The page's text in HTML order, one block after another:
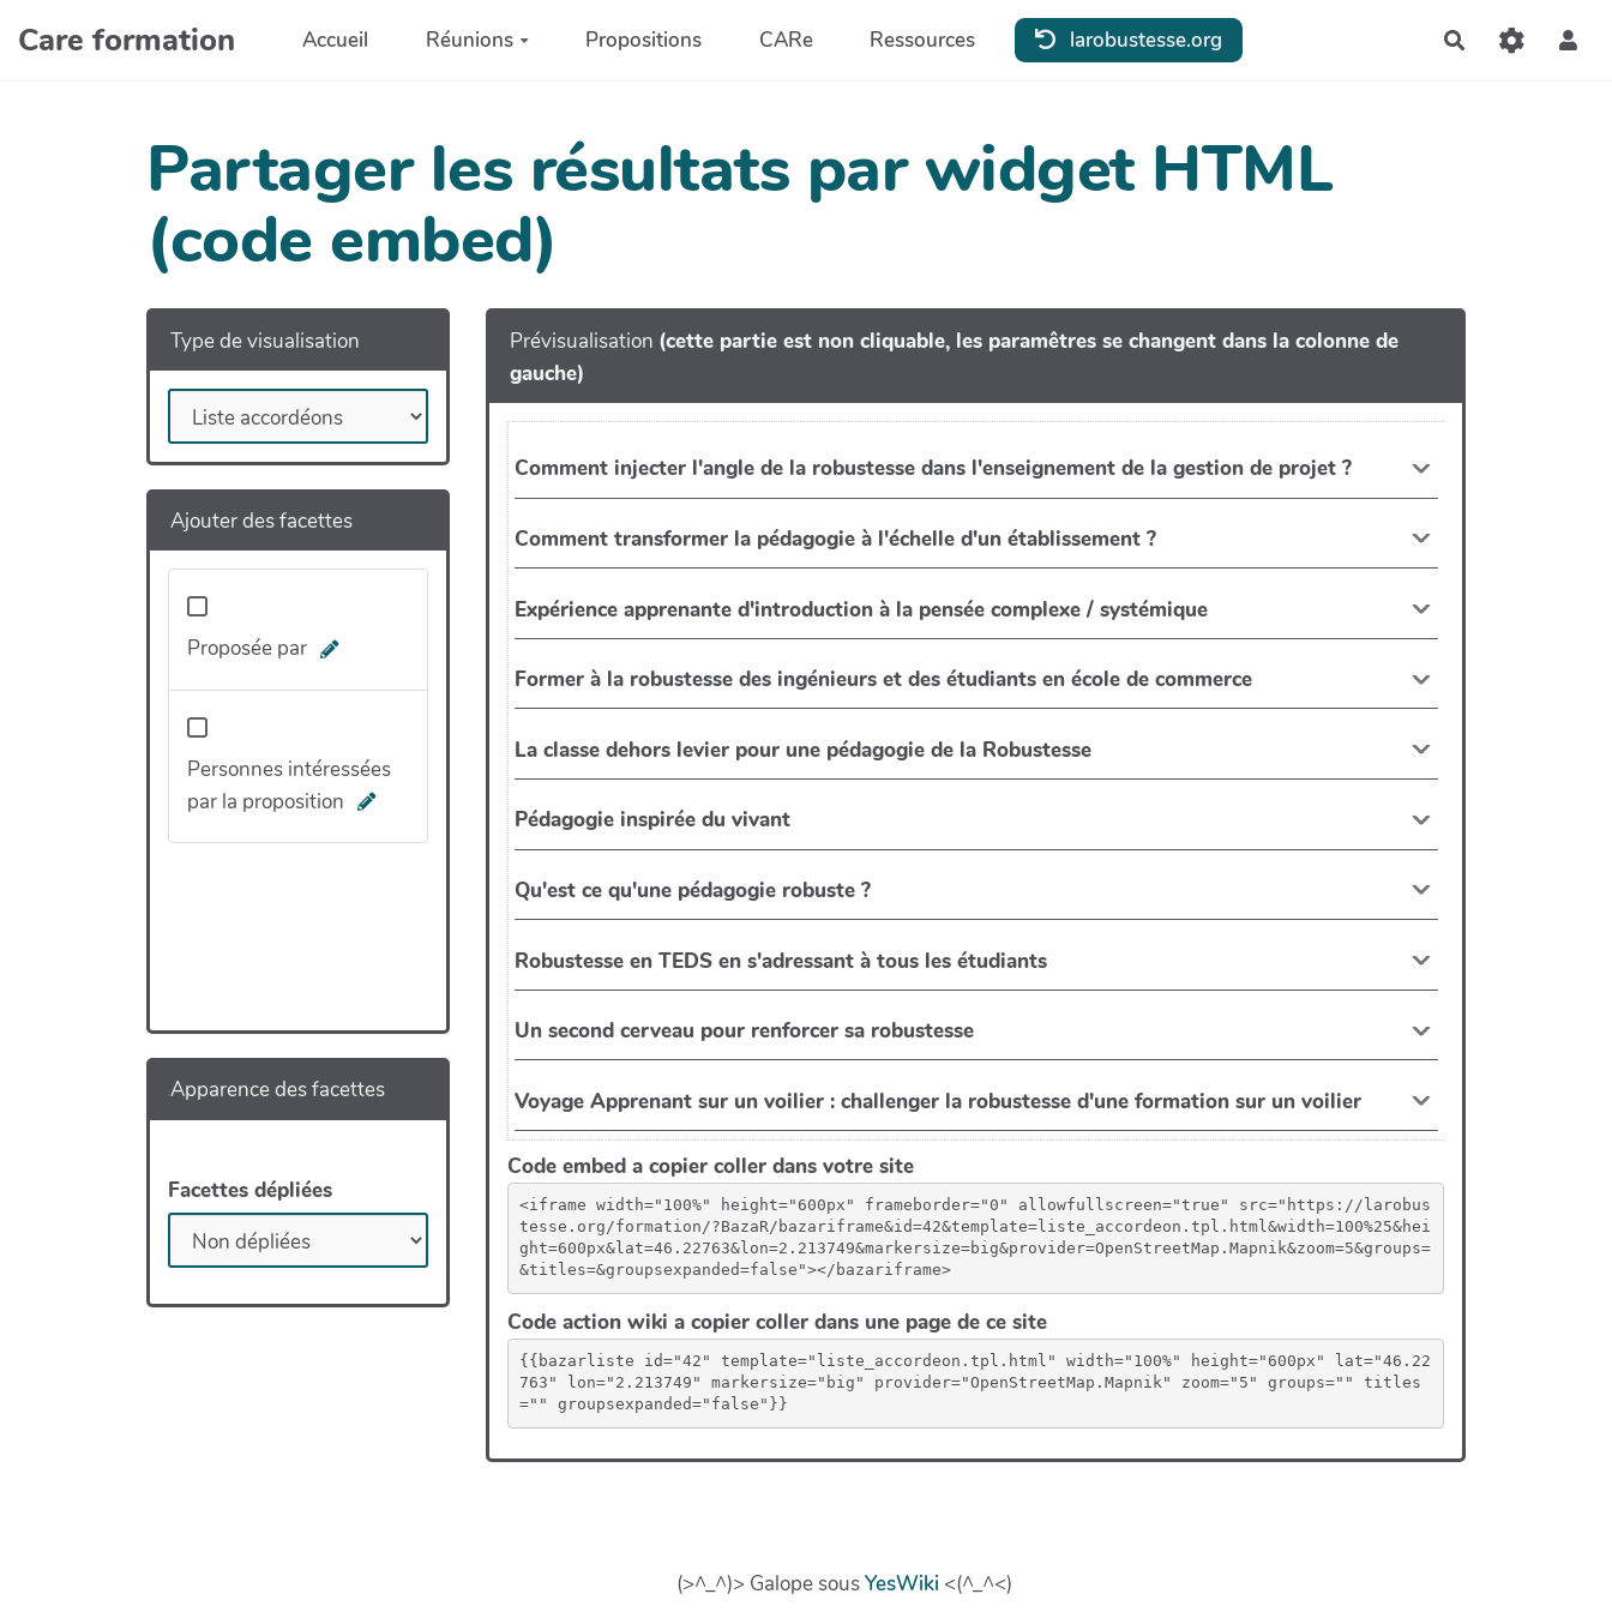
Aller au contenu principal
Care formation Accueil Réunions Propositions CARe Ressources larobustesse.org Rechercher
Partager les résultats par widget HTML
(code embed)
Type de visualisation
Ajouter des facettes
Proposée par
Personnes intéressées
par la proposition
Apparence des facettes
Facettes dépliées
Prévisualisation (cette partie est non cliquable, les paramêtres se changent dans la colonne de
gauche)
Code embed a copier coller dans votre site
<iframe width="100%" height="600px" frameborder="0" allowfullscreen="true" src="https://larobus
tesse.org/formation/?BazaR/bazariframe&id=42&template=liste_accordeon.tpl.html&width=100%25&hei
ght=600px&lat=46.22763&lon=2.213749&markersize=big&provider=OpenStreetMap.Mapnik&zoom=5&groups=
&titles=&groupsexpanded=false"></bazariframe>
Code action wiki a copier coller dans une page de ce site
{{bazarliste id="42" template="liste_accordeon.tpl.html" width="100%" height="600px" lat="46.22
763" lon="2.213749" markersize="big" provider="OpenStreetMap.Mapnik" zoom="5" groups="" titles
="" groupsexpanded="false"}}
(>^_^)> Galope sousYesWiki <(^_^<)